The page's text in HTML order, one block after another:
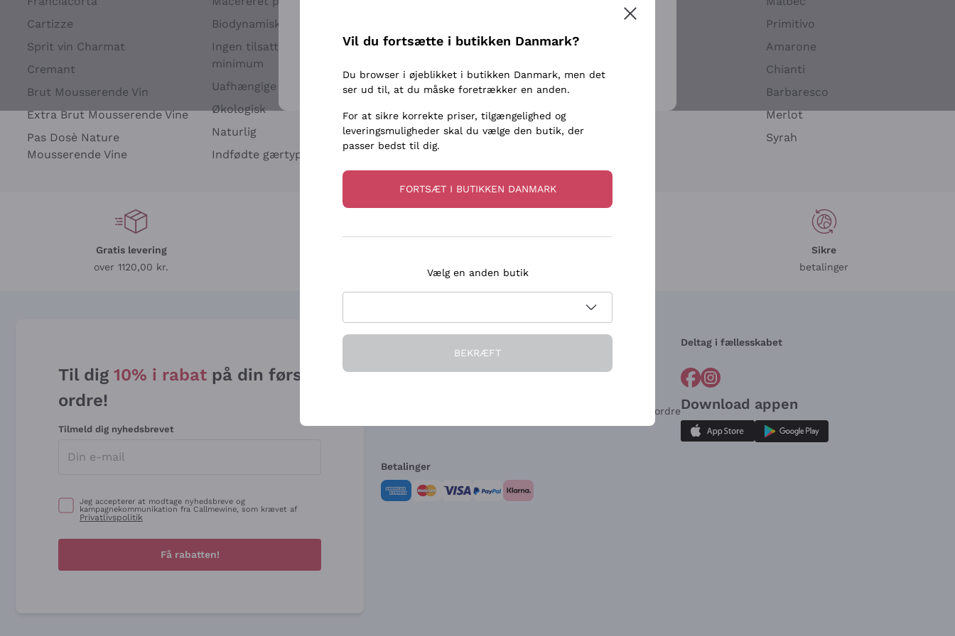
Cartizze
Sprit vin Charmat
Cremant
Brut Mousserende Vin
Extra Brut Mousserende Vine
Pas Dosè Nature
Mousserende Vine
Biodynamisk
Ingen tilsatte sulfitter eller
minimum
Uafhængige Vinavlere
Økologisk
Naturlig
Indfødte gærtyper
Biondi Santi
Franz Haas
Argiolas
Zenato
Ca' dei Frati
Ribolla Gialla
Sauvignon
Primitivo
Amarone
Chianti
Barbaresco
Merlot
Syrah
Gratis levering
over 1120,00 kr.
Sikre
betalinger
Til dig 10% i rabat på din første
ordre!
Tilmeld dig nyhedsbrevet
Jeg accepterer at modtage nyhedsbreve og
kampagnekommunikation fra Callmewine, som krævet af
Privatlivspolitik
Få rabatten!
Hvem vi er
Kundeservice
Fortrydelsesformular for ordre
Deltag i fællesskabet
Download appen
Betalinger
Tilmeld
For flere oplysninger, læs voresPrivatlivspolitik
Vil du fortsætte i butikken Danmark?
Du browser i øjeblikket i butikken Danmark, men det
ser ud til, at du måske foretrækker en anden.
For at sikre korrekte priser, tilgængelighed og
leveringsmuligheder skal du vælge den butik, der
passer bedst til dig.
FORTSÆT I BUTIKKEN DANMARK
Vælg en anden butik
BEKRÆFT